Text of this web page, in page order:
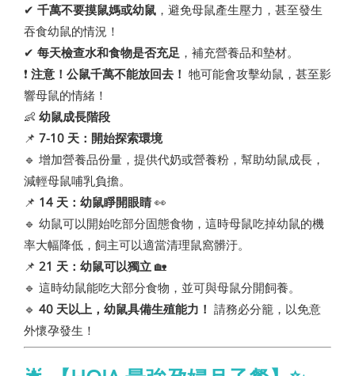
✔ 千萬不要摸鼠媽或幼鼠 ，避免母鼠產生壓力，甚至發生
吞食幼鼠的情況！
✔ 每天檢查水和食物是否充足 ，補充營養品和墊材。
❗ 注意！公鼠千萬不能放回去！ 牠可能會攻擊幼鼠，甚至影
響母鼠的情緒！
👶 幼鼠成長階段
📌 7-10 天：開始探索環境
🔹 增加營養品份量，提供代奶或營養粉，幫助幼鼠成長，
減輕母鼠哺乳負擔。
📌 14 天：幼鼠睜開眼睛 👀
🔹 幼鼠可以開始吃部分固態食物，這時母鼠吃掉幼鼠的機
率大幅降低，飼主可以適當清理鼠窩髒汙。
📌 21 天：幼鼠可以獨立 🏡
🔹 這時幼鼠能吃大部分食物，並可與母鼠分開飼養。
🔹 40 天以上，幼鼠具備生殖能力！ 請務必分籠，以免意
外懷孕發生！